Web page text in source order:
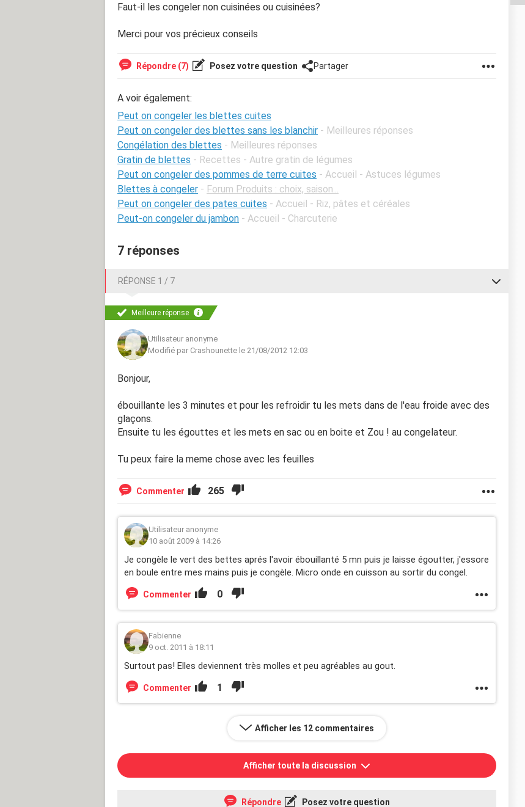
Faut-il les congeler non cuisinées ou cuisinées?
Merci pour vos précieux conseils
Répondre (7) Posez votre question Partager
A voir également:
Peut on congeler les blettes cuites
Peut on congeler des blettes sans les blanchir - Meilleures réponses
Congélation des blettes - Meilleures réponses
Gratin de blettes - Recettes - Autre gratin de légumes
Peut on congeler des pommes de terre cuites - Accueil - Astuces légumes
Blettes à congeler - Forum Produits : choix, saison...
Peut on congeler des pates cuites - Accueil - Riz, pâtes et céréales
Peut-on congeler du jambon - Accueil - Charcuterie
7 réponses
RÉPONSE 1 / 7
Meilleure réponse
Utilisateur anonyme
Modifié par Crashounette le 21/08/2012 12:03
Bonjour,
ébouillante les 3 minutes et pour les refroidir tu les mets dans de l'eau froide avec des
glaçons.
Ensuite tu les égouttes et les mets en sac ou en boite et Zou ! au congelateur.
Tu peux faire la meme chose avec les feuilles
Commenter 265
Utilisateur anonyme
10 août 2009 à 14:26
Je congèle le vert des bettes aprés l'avoir ébouillanté 5 mn puis je laisse égoutter, j'essore
en boule entre mes mains puis je congèle. Micro onde en cuisson au sortir du congel.
Commenter 0
Fabienne
9 oct. 2011 à 18:11
Surtout pas! Elles deviennent très molles et peu agréables au gout.
Commenter 1
Afficher les 12 commentaires
Afficher toute la discussion
Répondre Posez votre question